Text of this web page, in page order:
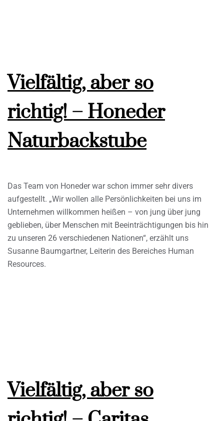
Vielfältig, aber so
richtig! – Honeder
Naturbackstube
Das Team von Honeder war schon immer sehr divers
aufgestellt. „Wir wollen alle Persönlichkeiten bei uns im
Unternehmen willkommen heißen – von jung über jung
geblieben, über Menschen mit Beeinträchtigungen bis hin
zu unseren 26 verschiedenen Nationen“, erzählt uns
Susanne Baumgartner, Leiterin des Bereiches Human
Resources.
Vielfältig, aber so